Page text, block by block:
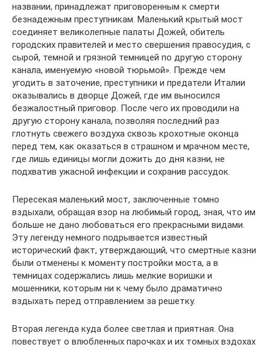
названии, принадлежат приговоренным к смерти
безнадежным преступникам. Маленький крытый мост
соединяет великолепные палаты Дожей, обитель
городских правителей и место свершения правосудия, с
сырой, темной и грязной темницей по другую сторону
канала, именуемую «новой тюрьмой». Прежде чем
угодить в заточение, преступники и предатели Италии
оказывались в дворце Дожей, где им выносился
безжалостный приговор. После чего их проводили на
другую сторону канала, позволяя последний раз
глотнуть свежего воздуха сквозь крохотные оконца
перед тем, как оказаться в страшном и мрачном месте,
где лишь единицы могли дожить до дня казни, не
подхватив ужасной инфекции и сохранив рассудок.
Пересекая маленький мост, заключенные томно
вздыхали, обращая взор на любимый город, зная, что им
больше не дано любоваться его прекрасными видами.
Эту легенду немного подрывается известный
исторический факт, утверждающий, что смертные казни
были отменены к моменту постройки моста, а в
темницах содержались лишь мелкие воришки и
мошенники, которым ни к чему было драматично
вздыхать перед отправлением за решетку.
Вторая легенда куда более светлая и приятная. Она
повествует о влюбленных парочках и их томных вздохах